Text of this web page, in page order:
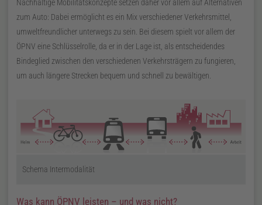
Nachhaltige Mobilitätskonzepte setzen daher vor allem auf Alternativen
zum Auto: Dabei ermöglicht es ein Mix verschiedener Verkehrsmittel,
umweltfreundlicher unterwegs zu sein. Bei diesem spielt vor allem der
ÖPNV eine Schlüsselrolle, da er in der Lage ist, als entscheidendes
Bindeglied zwischen den verschiedenen Verkehrsträgern zu fungieren,
um auch längere Strecken bequem und schnell zu bewältigen.
Schema Intermodalität
Was kann ÖPNV leisten – und was nicht?